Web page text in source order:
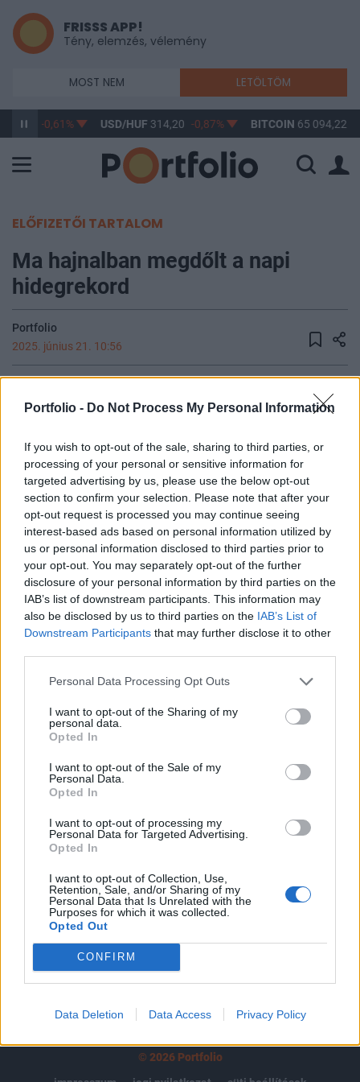
Portfolio - Do Not Process My Personal Information
If you wish to opt-out of the sale, sharing to third parties, or
processing of your personal or sensitive information for
targeted advertising by us, please use the below opt-out
section to confirm your selection. Please note that after your
opt-out request is processed you may continue seeing
interest-based ads based on personal information utilized by
us or personal information disclosed to third parties prior to
your opt-out. You may separately opt-out of the further
disclosure of your personal information by third parties on the
IAB’s list of downstream participants. This information may
also be disclosed by us to third parties on the IAB’s List of
Downstream Participants that may further disclose it to other
Personal Data Processing Opt Outs
I want to opt-out of the Sharing of my
personal data.
Opted In
I want to opt-out of the Sale of my
Personal Data.
Opted In
I want to opt-out of processing my
Personal Data for Targeted Advertising.
Opted In
I want to opt-out of Collection, Use,
Retention, Sale, and/or Sharing of my
Personal Data that Is Unrelated with the
Purposes for which it was collected.
Opted Out
CONFIRM
Data Deletion Data Access Privacy Policy
FRISSS APP!
Tény, elemzés, vélemény
MOST NEM LETÖLTÖM
-0,61% USD/HUF314,20 -0,87% BITCOIN65 094,22
ELŐFIZETŐI TARTALOM
Ma hajnalban megdőlt a napi
hidegrekord
Portfolio
2025. június 21. 10:56
áramló száraz, hűvös légtömegnek köszönhetően
írja az Időkép.
Sustainable World 2026Szeptember 8-án jön az év egyik
legjelentősebb üzleti fenntarthatósági találkozója, a
Portfolio Sustainable World 2026. A szektorsemleges
konferencia a zöld gazdasággal kapcsolatos
aktualitásokkal, a legégetőbb beavatkozási gyakorlatokkal
foglalkozik, de emellett helyszíne a Green Awards
díjátadónak is. Részletek a linken.Információ és
jelentkezésSzinte...
KEDVES OLVASÓNK!
tartozik, melynek olvasása előfizetéses
regisztrációhoz kötött.
Az előfizetés a következőket tartalmazza:
Portfolio.hu teljes cikkarchívum
kötéslistái
Előfizetés
MÁR ELŐFIZETŐNK VAGY?
© 2026 Portfolio